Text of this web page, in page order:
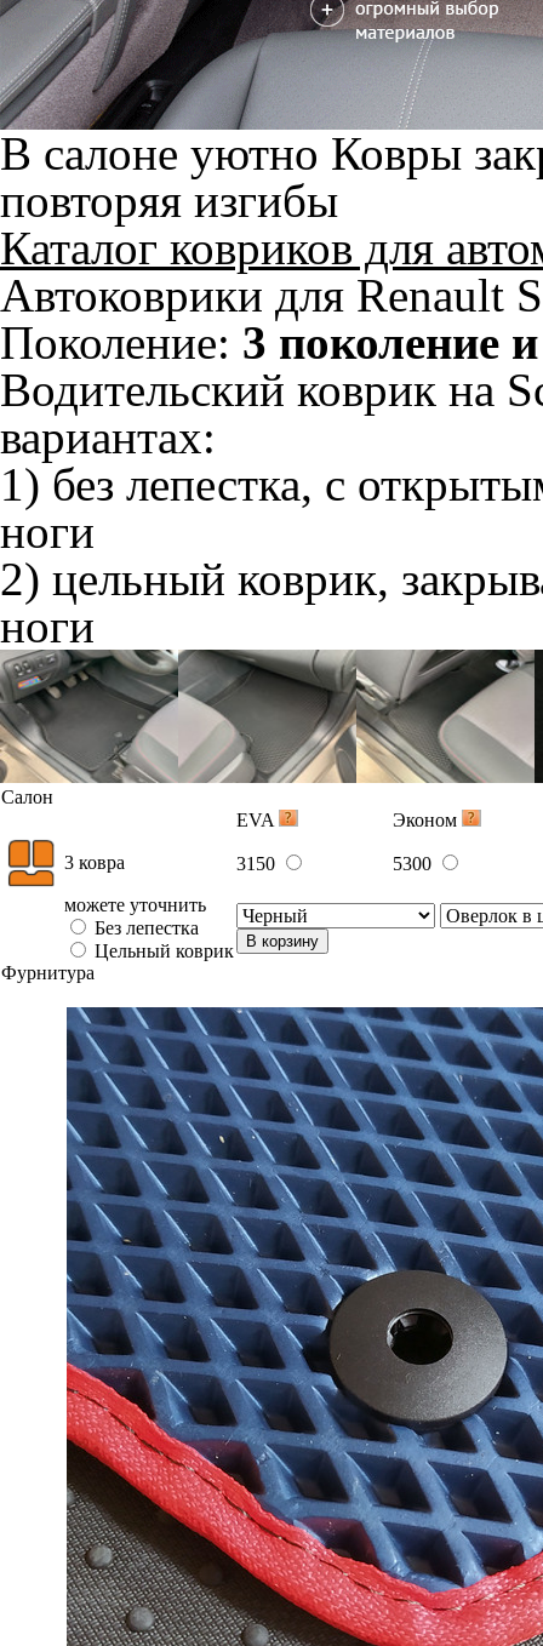
В салоне уютно Ковры
повторяя изгибы
Каталог ковриков для
Автоковрики для Renault
Поколение: 3 поколение
Водительский коврик на
вариантах:
1) без лепестка, с
ноги
2) цельный коврик,
ноги
Салон
EVA
Эконом
3 ковра 3150
5300
можете уточнить
Без лепестка
Цельный коврик
В корзину
Фурнитура